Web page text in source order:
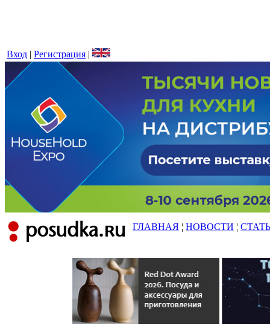
Вход | Регистрация |
ГЛАВНАЯ ¦ НОВОСТИ ¦